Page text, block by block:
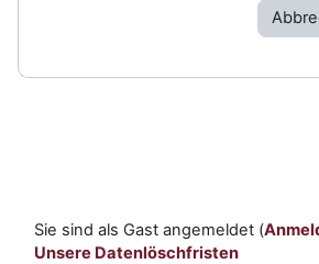
Sie sind als Gast angemeldet (
Unsere Datenlöschfristen